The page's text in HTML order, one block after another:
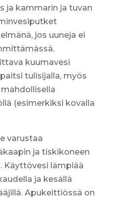
ja kammarin ja tuvan
jos uuneja ei
kuumavesi
tulisijalla, myös
(esimerkiksi kovalla
varustaa
ja tiskikoneen
Käyttövesi lämpiää
ja kesällä
Apukeittiössä on